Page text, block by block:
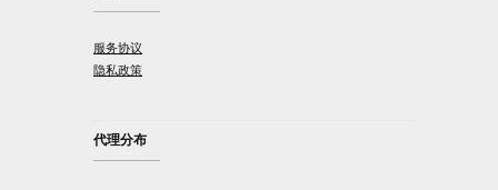
服务协议
隐私政策
代理分布